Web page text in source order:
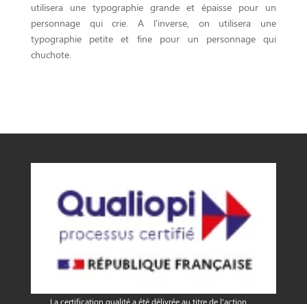
utilisera une typographie grande et épaisse pour un
personnage qui crie. A l’inverse, on utilisera une
typographie petite et fine pour un personnage qui
chuchote.
La certification qualité a été délivrée au titre de l'action